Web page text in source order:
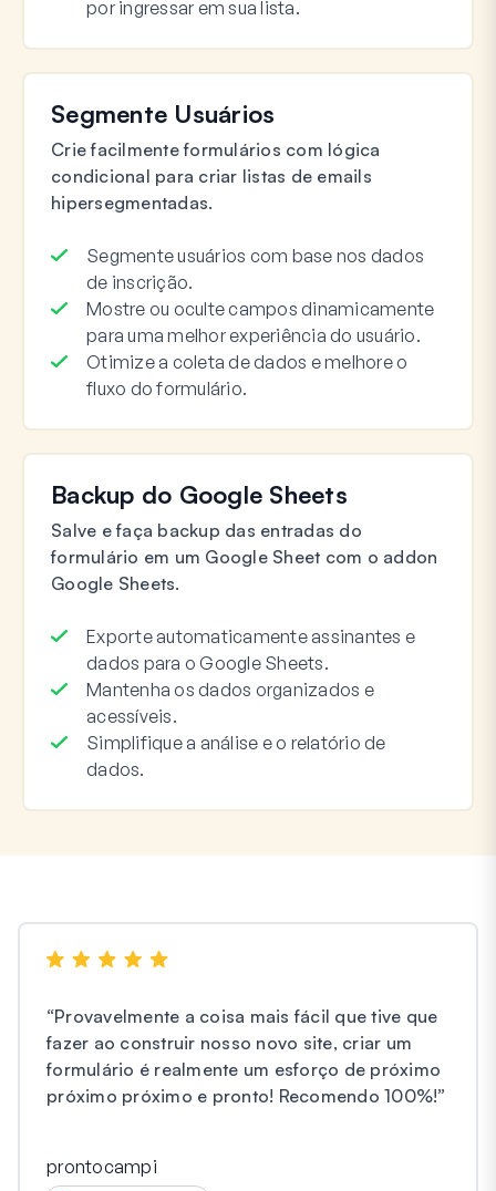
por ingressar em sua lista.
Segmente Usuários
Crie facilmente formulários com lógica
condicional para criar listas de emails
hipersegmentadas.
Segmente usuários com base nos dados
de inscrição.
Mostre ou oculte campos dinamicamente
para uma melhor experiência do usuário.
Otimize a coleta de dados e melhore o
fluxo do formulário.
Backup do Google Sheets
Salve e faça backup das entradas do
formulário em um Google Sheet com o addon
Google Sheets.
Exporte automaticamente assinantes e
dados para o Google Sheets.
Mantenha os dados organizados e
acessíveis.
Simplifique a análise e o relatório de
dados.
“Provavelmente a coisa mais fácil que tive que
fazer ao construir nosso novo site, criar um
formulário é realmente um esforço de próximo
próximo próximo e pronto! Recomendo 100%!”
prontocampi